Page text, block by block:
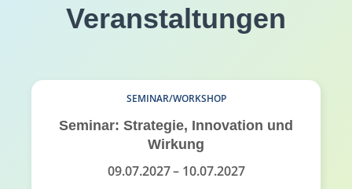
Veranstaltungen
SEMINAR/WORKSHOP
Seminar: Strategie, Innovation und
Wirkung
09.07.2027– 10.07.2027